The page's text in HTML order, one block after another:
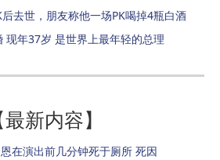
后去世，朋友称他一场PK喝掉4瓶白酒
现年37岁 是世界上最年轻的总理
最新内容】
在演出前几分钟死于厕所 死因